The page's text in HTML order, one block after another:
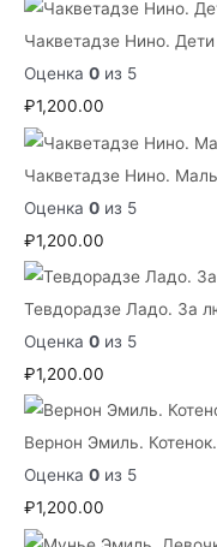
Чакветадзе Нино.
Оценка 0 из 5
₽1,200.00
Чакветадзе Нино.
Оценка 0 из 5
₽1,200.00
Тевдорадзе Ладо. За
Оценка 0 из 5
₽1,200.00
Вернон Эмиль. Котенок.
Оценка 0 из 5
₽1,200.00